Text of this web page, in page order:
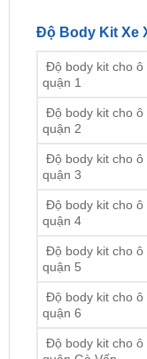
Độ Body Kit Xe
Độ body kit cho ô
quận 1
Độ body kit cho ô
quận 2
Độ body kit cho ô
quận 3
Độ body kit cho ô
quận 4
Độ body kit cho ô
quận 5
Độ body kit cho ô
quận 6
Độ body kit cho ô